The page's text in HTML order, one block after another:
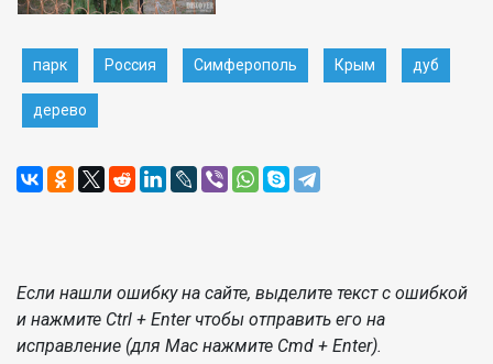
парк Россия Симферополь Крым дуб
дерево
Если нашли ошибку на сайте, выделите текст с ошибкой
и нажмите Ctrl + Enter чтобы отправить его на
исправление (для Mac нажмите Cmd + Enter).